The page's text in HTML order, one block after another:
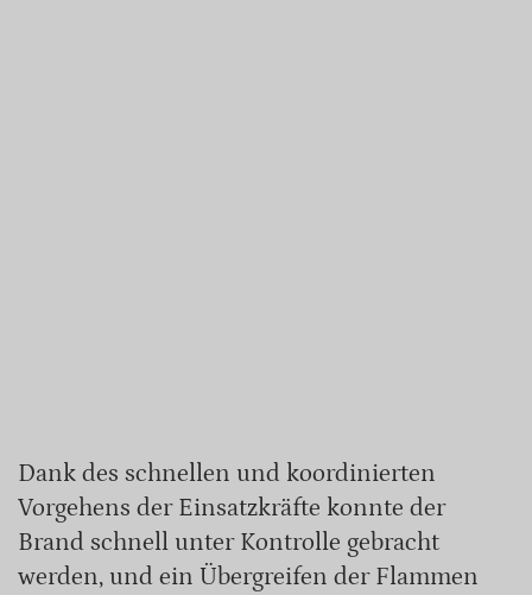
Dank des schnellen und koordinierten
Vorgehens der Einsatzkräfte konnte der
Brand schnell unter Kontrolle gebracht
werden, und ein Übergreifen der Flammen